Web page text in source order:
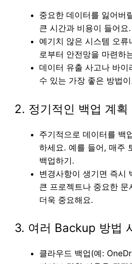
중요한 데이터를 잃어버
큰 시간과 비용이 들어요.
예기치 않은 시스템 오류
로부터 안전망을 마련하
데이터 유출 사고나 바이
수 있는 가장 좋은 방법
2. 정기적인 백업 계획
주기적으로 데이터를 백
하세요. 예를 들어, 매주
백업하기.
변경사항이 생기면 즉시
큰 프로젝트나 중요한 문
더욱 중요해요.
3. 여러 Backup 방법
클라우드 백업(예: